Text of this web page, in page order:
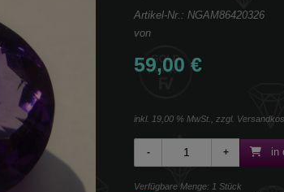
Artikel-Nr.: NGAM86420326
von
59,00 €
inkl. 19,00 % MwSt., zzgl.
in
Verfügbare Menge: 1 Stück